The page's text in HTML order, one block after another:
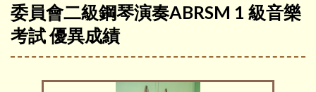
委員會二級鋼琴演奏ABRSM 1 級音樂
考試 優異成績